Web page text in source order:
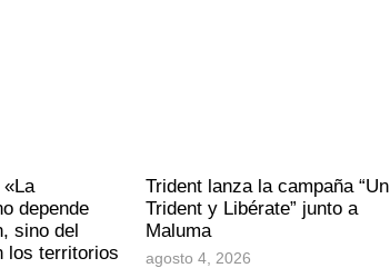
«La
depende
sino del
los territorios
Trident lanza la campaña “Un
Trident y Libérate” junto a
Maluma
agosto 4, 2026